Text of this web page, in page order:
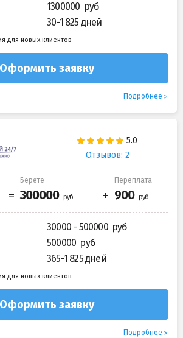
1300000
30-1 825 дней
для новых клиентов
Оформить заявку
Подробнее
Отзывов: 2
Берете Переплата
30000 - 500000
500000
365-1 825 дней
для новых клиентов
Оформить заявку
Подробнее